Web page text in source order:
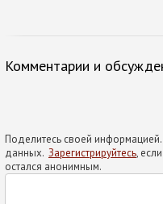
Комментарии и
Поделитесь своей
данных. Зарегистрируйтесь,
остался анонимным.